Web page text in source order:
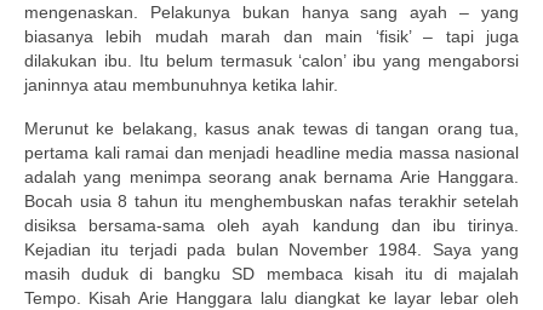
mengenaskan. Pelakunya bukan hanya sang ayah – yang
biasanya lebih mudah marah dan main ‘fisik’ – tapi juga
dilakukan ibu. Itu belum termasuk ‘calon’ ibu yang mengaborsi
janinnya atau membunuhnya ketika lahir.
Merunut ke belakang, kasus anak tewas di tangan orang tua,
pertama kali ramai dan menjadi headline media massa nasional
adalah yang menimpa seorang anak bernama Arie Hanggara.
Bocah usia 8 tahun itu menghembuskan nafas terakhir setelah
disiksa bersama-sama oleh ayah kandung dan ibu tirinya.
Kejadian itu terjadi pada bulan November 1984. Saya yang
masih duduk di bangku SD membaca kisah itu di majalah
Tempo. Kisah Arie Hanggara lalu diangkat ke layar lebar oleh